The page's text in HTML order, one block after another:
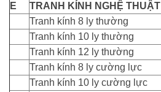
E
TRANH KÍNH NGHỆ THUẬT
Tranh kính 8 ly thường
Tranh kính 10 ly thường
Tranh kính 12 ly thường
Tranh kính 8 ly cường lực
Tranh kính 10 ly cường lực